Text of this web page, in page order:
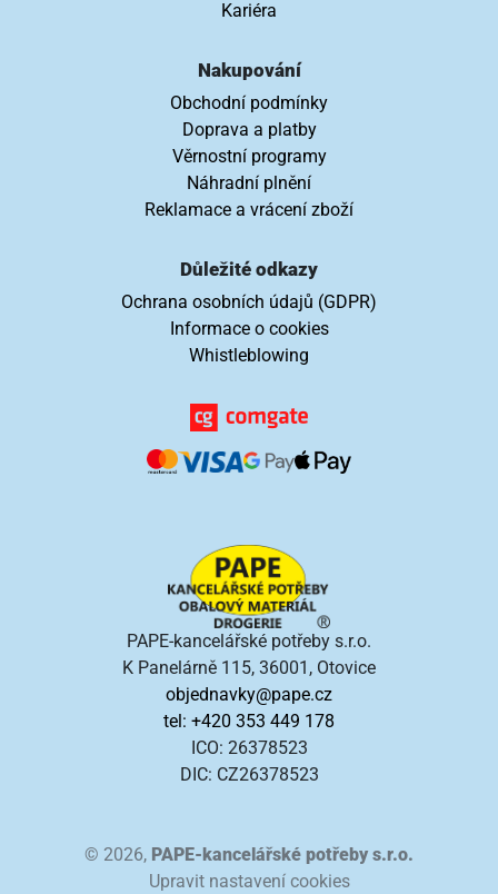
Kariéra
Nakupování
Obchodní podmínky
Doprava a platby
Věrnostní programy
Náhradní plnění
Reklamace a vrácení zboží
Důležité odkazy
Ochrana osobních údajů (GDPR)
Informace o cookies
Whistleblowing
PAPE-kancelářské potřeby s.r.o.
K Panelárně 115, 36001, Otovice
objednavky@pape.cz
tel: +420 353 449 178
ICO: 26378523
DIC: CZ26378523
© 2026, PAPE-kancelářské potřeby s.r.o.
Upravit nastavení cookies